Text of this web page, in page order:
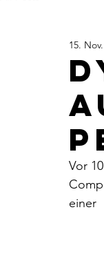
15.
Vor
einer